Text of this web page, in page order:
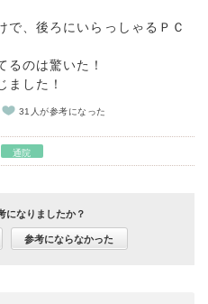
で、後ろにいらっしゃるＰＣ
のは驚いた！
ました！
31人が参考になった
通院
になりましたか？
参考にならなかった